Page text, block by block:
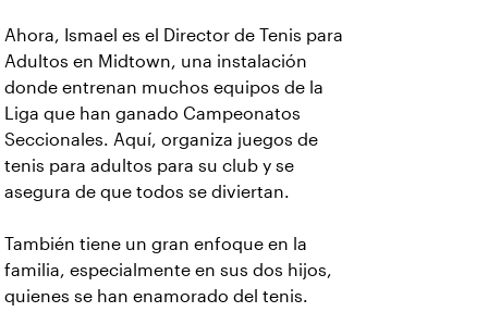
Ahora, Ismael es el Director de Tenis para
Adultos en Midtown, una instalación
donde entrenan muchos equipos de la
Liga que han ganado Campeonatos
Seccionales. Aquí, organiza juegos de
tenis para adultos para su club y se
asegura de que todos se diviertan.
También tiene un gran enfoque en la
familia, especialmente en sus dos hijos,
quienes se han enamorado del tenis.